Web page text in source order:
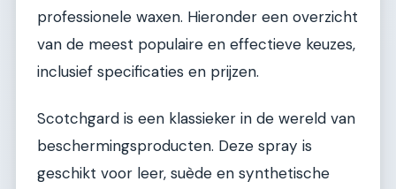
professionele waxen. Hieronder een overzicht
van de meest populaire en effectieve keuzes,
inclusief specificaties en prijzen.
Scotchgard is een klassieker in de wereld van
beschermingsproducten. Deze spray is
geschikt voor leer, suède en synthetische